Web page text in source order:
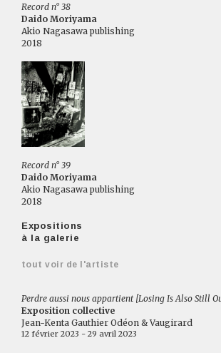
Record n° 38
Daido Moriyama
Akio Nagasawa publishing
2018
Record n° 39
Daido Moriyama
Akio Nagasawa publishing
2018
Expositions
à la galerie
tout voir de l'artiste
Perdre aussi nous appartient [Losing Is Also Still
Exposition collective
Jean-Kenta Gauthier Odéon & Vaugirard
12 février 2023 - 29 avril 2023